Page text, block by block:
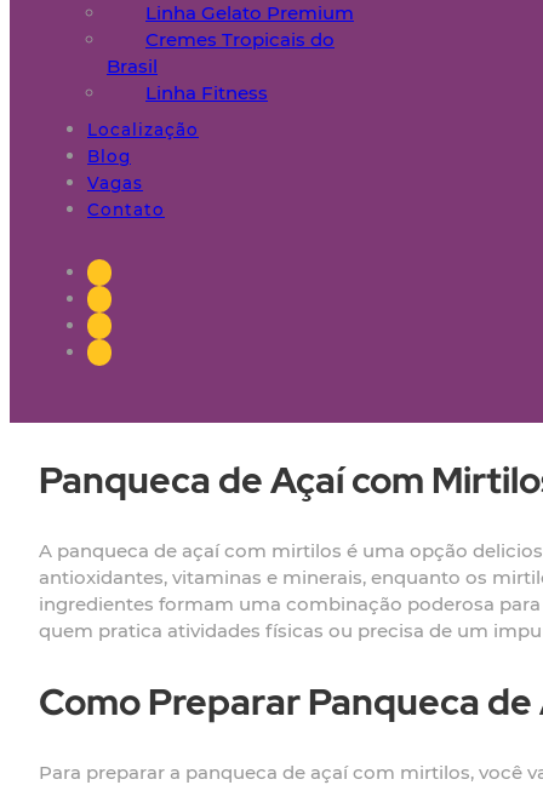
Linha Gelato Premium
Cremes Tropicais do
Brasil
Linha Fitness
Localização
Blog
Vagas
Contato
Panqueca de Açaí com
A panqueca de açaí com mirtilos é uma opção
antioxidantes, vitaminas e minerais, enquanto os
ingredientes formam uma combinação poderosa
quem pratica atividades físicas ou precisa de um
Como Preparar Panqueca
Para preparar a panqueca de açaí com mirtilos, você